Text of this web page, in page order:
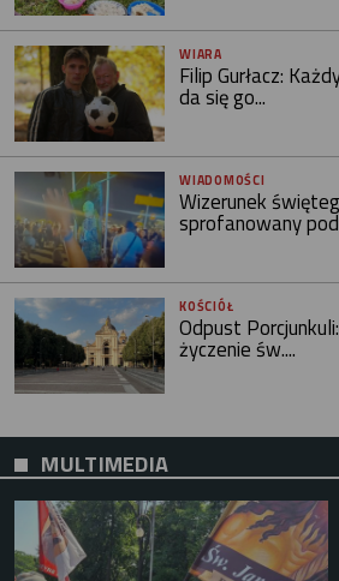
WIARA
Filip Gurłacz:
da się go...
WIADOMOŚCI
Wizerunek
sprofanowany
KOŚCIÓŁ
Odpust
życzenie św....
MULTIMEDIA